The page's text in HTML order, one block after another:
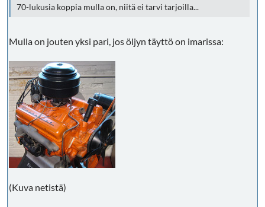
70-lukusia koppia mulla on, niitä ei tarvi tarjoilla...
Mulla on jouten yksi pari, jos öljyn täyttö on imarissa:
(Kuva netistä)